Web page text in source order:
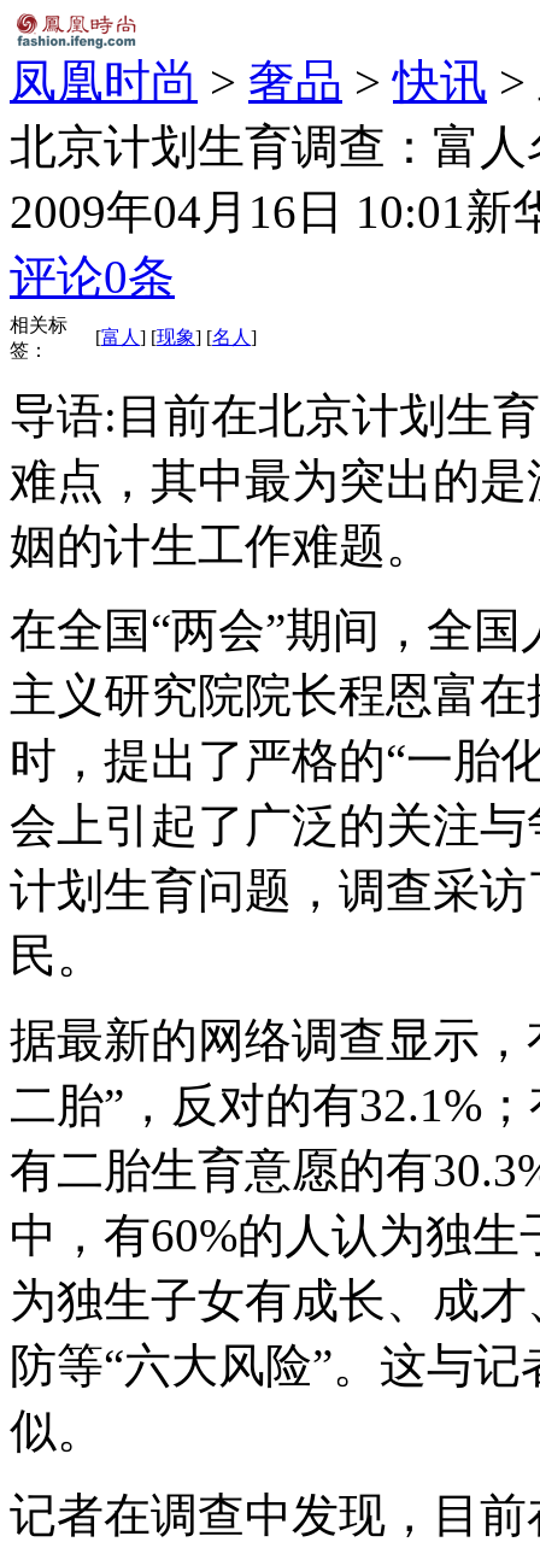
凤凰时尚 > 奢品 >快讯 >
北京计划生育调查：富
2009年04月16日 10:01新
评论0条
相关标
签：
[富人 ] [现象] [名人 ]
导语:目前在北京计划生
难点，其中最为突出的
姻的计生工作难题。
在全国“两会”期间，全
主义研究院院长程恩富
时，提出了严格的“一胎
会上引起了广泛的关注
计划生育问题，调查采
民。
据最新的网络调查显示
二胎”，反对的有32.1%
有二胎生育意愿的有
中，有60%的人认为独
为独生子女有成长、成
防等“六大风险”。这与
似。
记者在调查中发现，目